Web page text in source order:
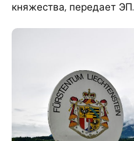
княжества, передает ЭП.